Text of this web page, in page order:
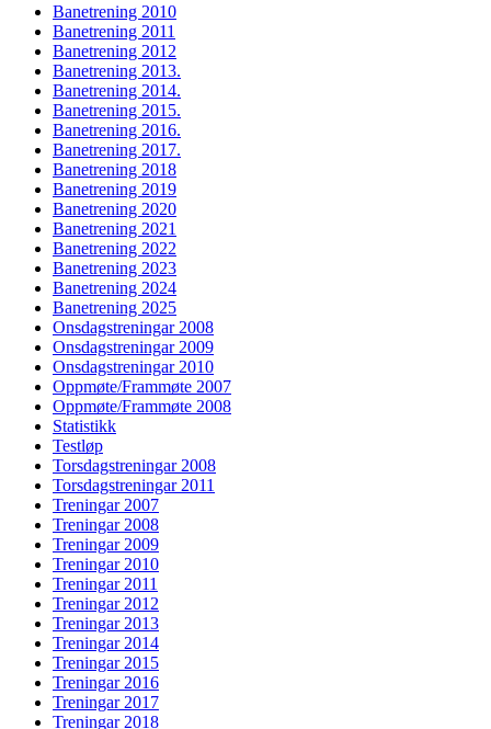
Banetrening 2010
Banetrening 2011
Banetrening 2012
Banetrening 2013.
Banetrening 2014.
Banetrening 2015.
Banetrening 2016.
Banetrening 2017.
Banetrening 2018
Banetrening 2019
Banetrening 2020
Banetrening 2021
Banetrening 2022
Banetrening 2023
Banetrening 2024
Banetrening 2025
Onsdagstreningar 2008
Onsdagstreningar 2009
Onsdagstreningar 2010
Oppmøte/Frammøte 2007
Oppmøte/Frammøte 2008
Statistikk
Testløp
Torsdagstreningar 2008
Torsdagstreningar 2011
Treningar 2007
Treningar 2008
Treningar 2009
Treningar 2010
Treningar 2011
Treningar 2012
Treningar 2013
Treningar 2014
Treningar 2015
Treningar 2016
Treningar 2017
Treningar 2018